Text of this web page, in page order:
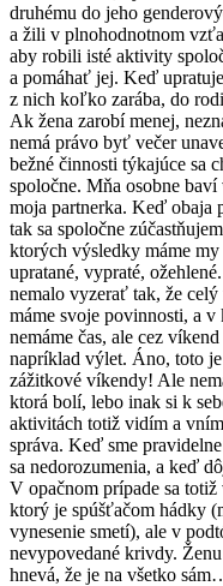
druhému do jeho
a žili v plnohodnotnom
aby robili isté aktivity
a pomáhať jej. Keď
z nich koľko zarába, do
Ak žena zarobí menej,
nemá právo byť večer
bežné činnosti týkajúce sa
spoločne. Mňa osobne
moja partnerka. Keď obaja
tak sa spoločne
ktorých výsledky máme my
upratané, vypraté,
nemalo vyzerať tak, že
máme svoje povinnosti, a v
nemáme čas, ale cez
napríklad výlet. Áno, toto
zážitkové víkendy! Ale
ktorá bolí, lebo inak si k
aktivitách totiž vidím a
správa. Keď sme
sa nedorozumenia, a keď
V opačnom prípade sa totiž
ktorý je spúšťačom hádky
vynesenie smetí), ale v
nevypovedané krivdy.
hnevá, že je na všetko